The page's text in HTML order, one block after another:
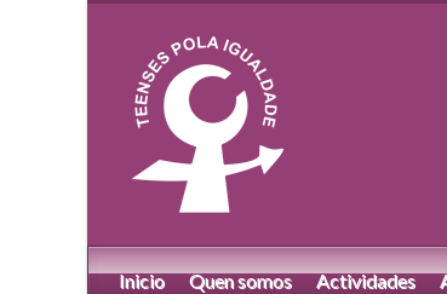
Inicio Quen somos Actividades